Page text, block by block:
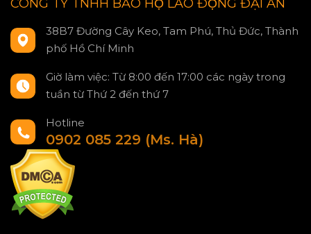
CÔNG TY TNHH BẢO HỘ LAO ĐỘNG ĐẠI AN
38B7 Đường Cây Keo, Tam Phú, Thủ Đức, Thành
phố Hồ Chí Minh
Giờ làm việc: Từ 8:00 đến 17:00 các ngày trong
tuần từ Thứ 2 đến thứ 7
Hotline
0902 085 229 (Ms. Hà)